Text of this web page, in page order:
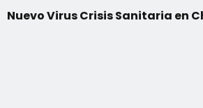
Nuevo Virus Crisis Sanitaria en